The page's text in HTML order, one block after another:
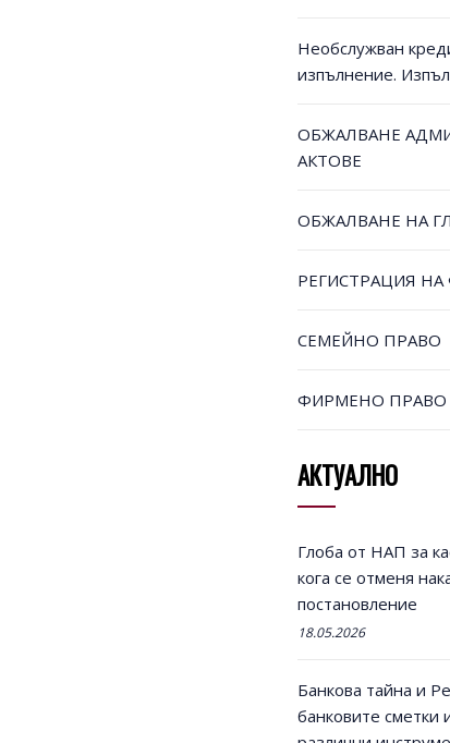
Необслужван
изпълнение.
ОБЖАЛВАНЕ
АКТОВЕ
ОБЖАЛВАНЕ НА
РЕГИСТРАЦИЯ
СЕМЕЙНО ПРАВО
ФИРМЕНО ПРАВО
АКТУАЛНО
Глоба от НАП за
кога се отменя
постановление
18.05.2026
Банкова тайна и
банковите